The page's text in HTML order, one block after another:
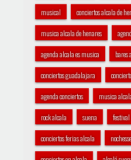
musical conciertos alcala de
musica alcala de henares
agenda alcala es musica bares
conciertos guadalajara
agenda conciertos musica
rock alcala suena festival
conciertos ferias alcala